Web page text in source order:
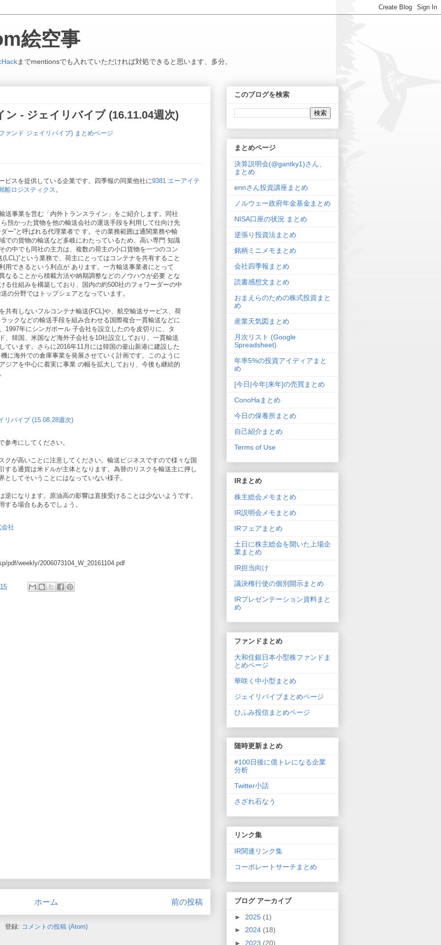
絵空事
までmentionsでも入れていただければ対処できると思います、多分。
ン - ジェイリバイブ (16.11.04週次)
ァンド ジェイリバイブ) まとめページ
ビスを提供している企業です。四季報の同業他社に9381 エーアイテ
船ロジスティクス。
送事業を営む「内外トランスライン」をご紹介します。同社
預かった貨物を他の輸送会社の運送手段を利用して仕向け先
ー”と呼ばれる代理業者で す。その業務範囲は通関業務や輸
での貨物の輸送など多岐にわたっているため、高い専門 知識
の中でも同社の主力は、複数の荷主の小口貨物を一つのコン
という業務で、荷主にとってはコンテナを共有すること
用できるという利点が あります。一方輸送事業者にとって
なることから積載方法や納期調整などのノウハウが必要 とな
る仕組みを構築しており、国内の約500社のフォワーダーの中
の分野ではトップシェアとなっています。
共有しないフルコンテナ輸送(FCL)や、航空輸送サービス、荷
ックなどの輸送手段を組み合わせる国際複合一貫輸送などに
1997年にシンガポール 子会社を設立したのを皮切りに、タ
、韓国、米国など海外子会社を10社設立しており、一貫輸送
ています。さらに2016年11月には韓国の釜山新港に建設した
に海外での倉庫事業を発展させていく計画です。このように
ジアを中心に着実に事業 の幅を拡大しており、今後も継続的
リバイブ (15.08.28週次)
考にしてください。
クが高いことに注意してください。輸送ビジネスですので様々な国
する通貨は米ドルが主体となります。為替のリスクを輸送主に押し
してそいうことにはなっていない様子。
になります。原油高の影響は直接受けることは少ないようです。
る場合もあるでしょう。
社
pdf/weekly/2006073104_W_20161104.pdf
前の投稿
ホーム
登録: コメントの投稿 (Atom)
このブログを検索
まとめページ
決算説明会(@gantky1)さん、
まとめ
ennさん投資講座まとめ
ノルウェー政府年金基金まとめ
NISA口座の状況 まとめ
逆張り投資法まとめ
銘柄ミニメモまとめ
会社四季報まとめ
読書感想文まとめ
おまえらのための株式投資まと
め
産業天気図まとめ
月次リスト (Google
Spreadsheet)
年率5%の投資アイディアまと
め
[今日|今年|来年]の売買まとめ
ConoHaまとめ
今日の保養所まとめ
自己紹介まとめ
Terms of Use
IRまとめ
株主総会メモまとめ
IR説明会メモまとめ
IRフェアまとめ
土日に株主総会を開いた上場企
業まとめ
IR担当向け
議決権行使の個別開示まとめ
IRプレゼンテーション資料まと
め
ファンドまとめ
大和住銀日本小型株ファンドま
とめページ
華咲く中小型まとめ
ジェイリバイブまとめページ
ひふみ投信まとめページ
随時更新まとめ
#100日後に億トレになる企業
分析
Twitter小話
さざれ石なう
リンク集
IR関連リンク集
コーポレートサーチまとめ
ブログ アーカイブ
► 2025 (1)
► 2024 (18)
► 2023 (20)